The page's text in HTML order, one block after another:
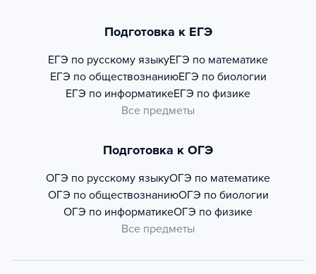
Подготовка к ЕГЭ
ЕГЭ по русскому языкуЕГЭ по математике
ЕГЭ по обществознаниюЕГЭ по биологии
ЕГЭ по информатикеЕГЭ по физике
Все предметы
Подготовка к ОГЭ
ОГЭ по русскому языкуОГЭ по математике
ОГЭ по обществознаниюОГЭ по биологии
ОГЭ по информатикеОГЭ по физике
Все предметы